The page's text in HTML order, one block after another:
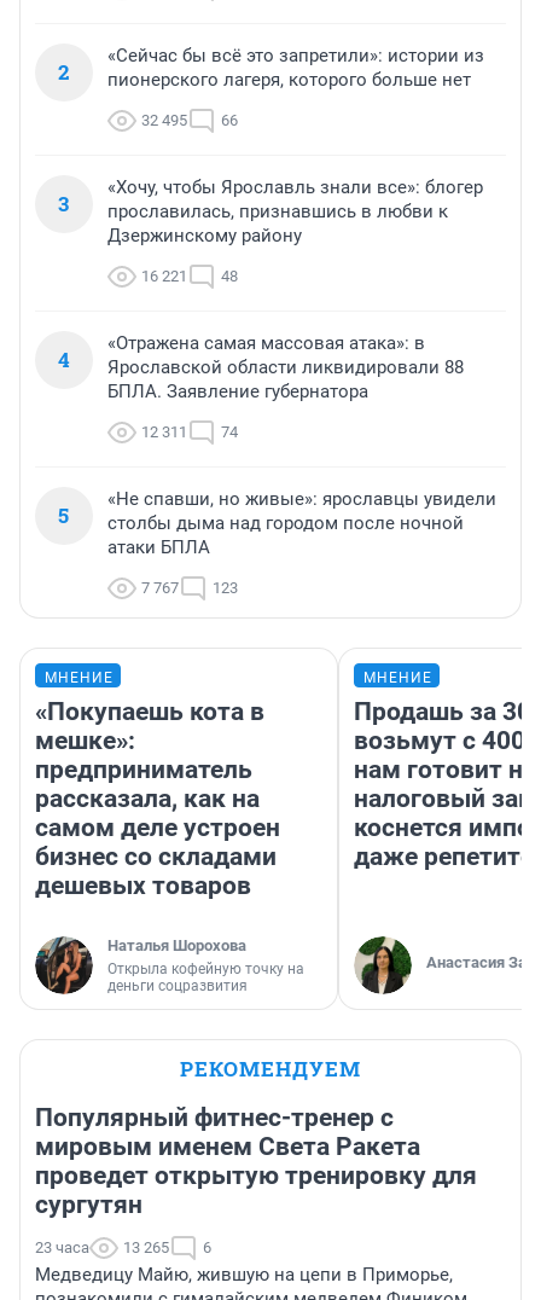
2
«Сейчас бы всё это запретили»: истории из
пионерского лагеря, которого больше нет
32 495 66
3
«Хочу, чтобы Ярославль знали все»: блогер
прославилась, признавшись в любви к
Дзержинскому району
16 221 48
4
«Отражена самая массовая атака»: в
Ярославской области ликвидировали 88
БПЛА. Заявление губернатора
12 311 74
5
«Не спавши, но живые»: ярославцы увидели
столбы дыма над городом после ночной
атаки БПЛА
7 767 123
МНЕНИЕ
«Покупаешь кота в
мешке»:
предприниматель
рассказала, как на
самом деле устроен
бизнес со складами
дешевых товаров
Наталья Шорохова
Открыла кофейную точку на
деньги соцразвития
МНЕНИЕ
Продашь за
возьмут с
нам готовит
налоговый
коснется
даже
Анастасия
РЕКОМЕНДУЕМ
Популярный фитнес-тренер с
мировым именем Света Ракета
проведет открытую тренировку для
сургутян
23 часа 13 265 6
Медведицу Майю, жившую на цепи в Приморье,